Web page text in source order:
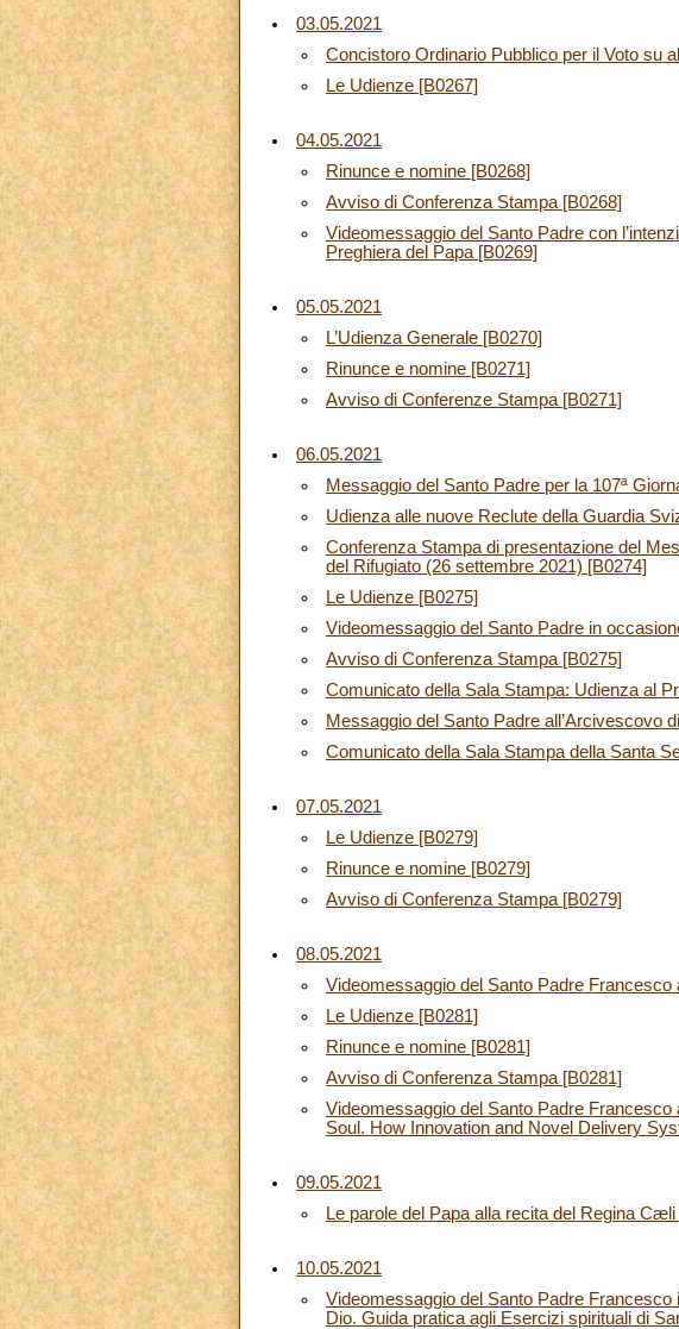
03.05.2021
Concistoro Ordinario Pubblico per il Voto su
Le Udienze [B0267]
04.05.2021
Rinunce e nomine [B0268]
Avviso di Conferenza Stampa [B0268]
Videomessaggio del Santo Padre con
Preghiera del Papa [B0269]
05.05.2021
L’Udienza Generale [B0270]
Rinunce e nomine [B0271]
Avviso di Conferenze Stampa [B0271]
06.05.2021
Messaggio del Santo Padre per la 107ª
Udienza alle nuove Reclute della Guardia
Conferenza Stampa di presentazione del
del Rifugiato (26 settembre 2021) [B0274]
Le Udienze [B0275]
Videomessaggio del Santo Padre in
Avviso di Conferenza Stampa [B0275]
Comunicato della Sala Stampa: Udienza al
Messaggio del Santo Padre all’Arcivescovo
Comunicato della Sala Stampa della Santa
07.05.2021
Le Udienze [B0279]
Rinunce e nomine [B0279]
Avviso di Conferenza Stampa [B0279]
08.05.2021
Videomessaggio del Santo Padre Francesco
Le Udienze [B0281]
Rinunce e nomine [B0281]
Avviso di Conferenza Stampa [B0281]
Videomessaggio del Santo Padre
Soul. How Innovation and Novel Delivery
09.05.2021
Le parole del Papa alla recita del Regina Cæli
10.05.2021
Videomessaggio del Santo Padre
Dio. Guida pratica agli Esercizi spirituali di